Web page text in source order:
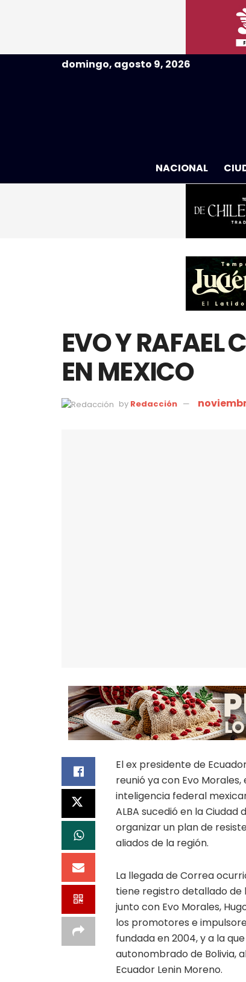
domingo, agosto 9, 2026
NACIONAL
EVO Y RAFAEL
EN MEXICO
by Redacción
El ex presidente de
reunió ya con Evo
inteligencia federal
ALBA sucedió en la
organizar un plan de
aliados de la región.
La llegada de Correa
tiene registro detallado de
junto con Evo Morales,
los promotores e
fundada en 2004, y a la
autonombrado de Bolivia,
Ecuador Lenin Moreno.